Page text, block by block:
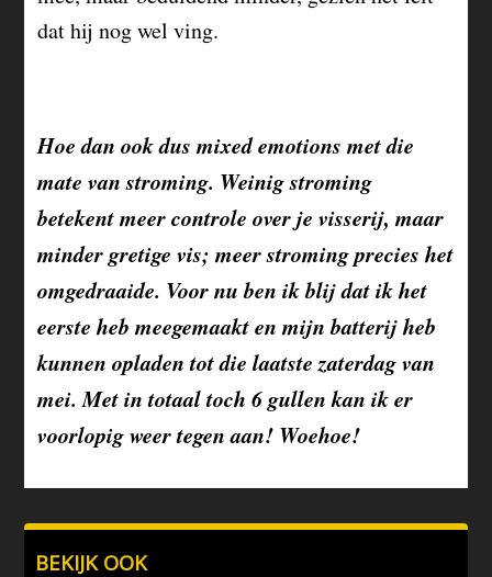
dat hij nog wel ving.
Hoe dan ook dus mixed emotions met die
mate van stroming. Weinig stroming
betekent meer controle over je visserij, maar
minder gretige vis; meer stroming precies het
omgedraaide. Voor nu ben ik blij dat ik het
eerste heb meegemaakt en mijn batterij heb
kunnen opladen tot die laatste zaterdag van
mei. Met in totaal toch 6 gullen kan ik er
voorlopig weer tegen aan! Woehoe!
BEKIJK OOK